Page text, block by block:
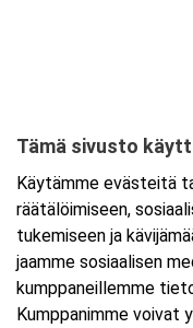
Tämä sivusto
Käytämme evästeitä
räätälöimiseen,
tukemiseen ja
jaamme sosiaalisen
kumppaneillemme
Kumppanimme voivat